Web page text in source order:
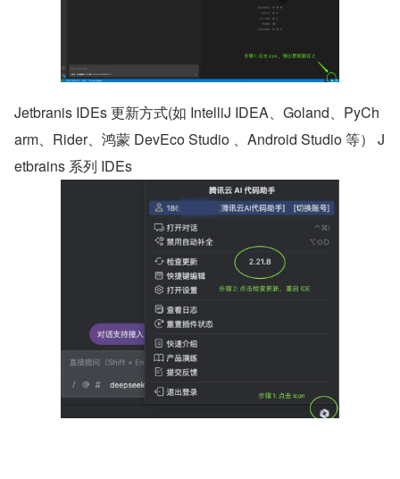
Jetbranis IDEs 更新方式(如 IntelliJ IDEA、Goland、PyCh
arm、Rider、鸿蒙 DevEco Studio 、Android Studio 等） J
etbrains 系列 IDEs